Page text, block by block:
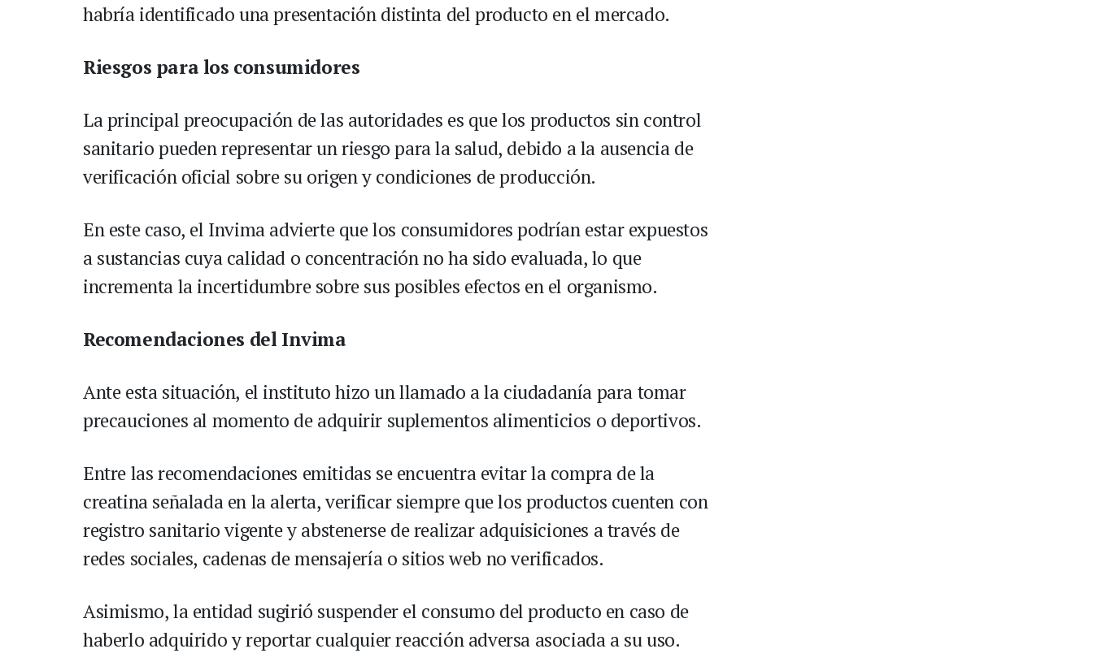
habría identificado una presentación distinta del producto en el mercado.
Riesgos para los consumidores
La principal preocupación de las autoridades es que los productos sin control
sanitario pueden representar un riesgo para la salud, debido a la ausencia de
verificación oficial sobre su origen y condiciones de producción.
En este caso, el Invima advierte que los consumidores podrían estar expuestos
a sustancias cuya calidad o concentración no ha sido evaluada, lo que
incrementa la incertidumbre sobre sus posibles efectos en el organismo.
Recomendaciones del Invima
Ante esta situación, el instituto hizo un llamado a la ciudadanía para tomar
precauciones al momento de adquirir suplementos alimenticios o deportivos.
Entre las recomendaciones emitidas se encuentra evitar la compra de la
creatina señalada en la alerta, verificar siempre que los productos cuenten con
registro sanitario vigente y abstenerse de realizar adquisiciones a través de
redes sociales, cadenas de mensajería o sitios web no verificados.
Asimismo, la entidad sugirió suspender el consumo del producto en caso de
haberlo adquirido y reportar cualquier reacción adversa asociada a su uso.